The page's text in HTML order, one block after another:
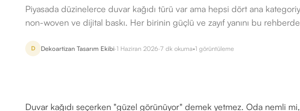
Piyasada düzinelerce duvar kağıdı türü var ama hepsi dört ana
non-woven ve dijital baskı. Her birinin güçlü ve zayıf yanını bu rehberde
D Dekoartizan Tasarım Ekibi·1 Haziran 2026·7 dk okuma•1 görüntüleme
Duvar kağıdı seçerken "güzel görünüyor" demek yetmez. Oda nemli mi,